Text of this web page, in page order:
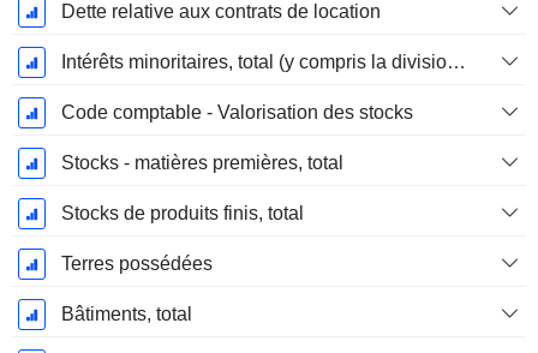
Dette relative aux contrats de location
Intérêts minoritaires, total (y compris la division financière)
Code comptable - Valorisation des stocks
Stocks - matières premières, total
Stocks de produits finis, total
Terres possédées
Bâtiments, total